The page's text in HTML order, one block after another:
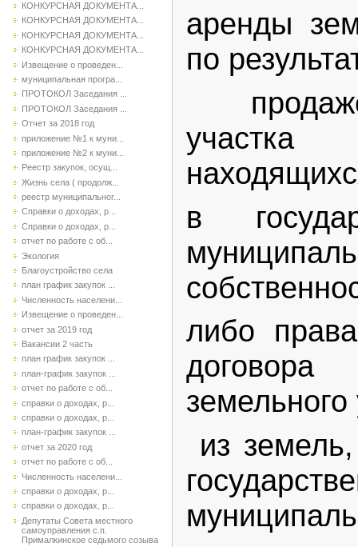
КОНКУРСНАЯ ДОКУМЕНТА...
КОНКУРСНАЯ ДОКУМЕНТА...
КОНКУРСНАЯ ДОКУМЕНТА...
КОНКУРСНАЯ ДОКУМЕНТА...
Извещение о проведен...
муниципальная програ...
ПРОТОКОЛ Заседания ...
ПРОТОКОЛ Заседания ...
Отчет за 2018 год
приложение №1 к муни...
приложение №2 к муни...
Реестр закупок, осущ...
Жизнь села ( продолж...
реестр муниципальног...
Справки о доходах, р...
Справки о доходах, р...
отчет по работе с об...
Экология
Благоустройство села
план график закупок ...
Численность населени...
Извещение о проведен...
отчет за 2019 год
Вакансии 2 часть
план график закупок ...
план-график закупок ...
отчет по работе с об...
справки о доходах, р...
справки о доходах, р...
план-график закупок ...
отчет за 2020 год
отчет по работе с об...
Численность населени...
справки о доходах, р...
справки о доходах, р...
Депутаты Совета местного
самоуправления с.п.
Прималкинское седьмого созыва
аренды
по
в
либо
земельного
из